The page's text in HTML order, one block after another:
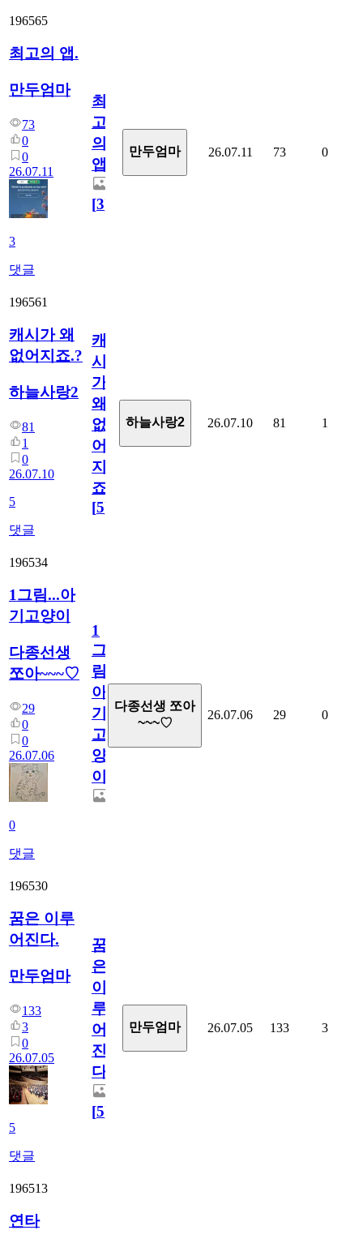
196565
최고의 앱.
만두엄마
73
0
0
26.07.11
3
댓글
최
고
의
앱.
[3]
만두엄마 26.07.11 73 0
196561
캐시가 왜
없어지죠.?
하늘사랑2
81
1
0
26.07.10
5
댓글
캐
시
가
왜
없
어
지
죠.?
[5]
하늘사랑2 26.07.10 81 1
196534
1그림...아
기고양이
다종선생
쪼아~~~♡
29
0
0
26.07.06
0
댓글
1
그
림...
아
기
고
양
이
다종선생 쪼아
~~~♡
26.07.06 29 0
196530
꿈은 이루
어진다.
만두엄마
133
3
0
26.07.05
5
댓글
꿈
은
이
루
어
진
다.
[5]
만두엄마 26.07.05 133 3
196513
연타